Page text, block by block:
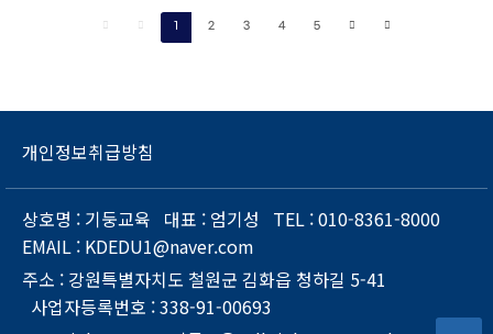
1 2 3 4 5
개인정보취급방침
상호명 : 기둥교육 대표 : 엄기성 TEL : 010-8361-8000
EMAIL : KDEDU1@naver.com
주소 : 강원특별자치도 철원군 김화읍 청하길 5-41
사업자등록번호 : 338-91-00693